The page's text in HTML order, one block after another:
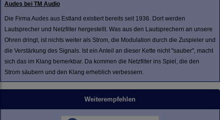
Audes bei TM Audio
Die Firma Audes aus Estland existiert bereits seit 1936. Dort werden
Lautsprecher und Netzfilter hergestellt. Was aus den Lautsprechern an unsere
Ohren dringt, ist nichts weiter als Strom, die Modulation durch die Zuspieler und
die Verstärkung des Signals. Ist ein Anteil an dieser Kette nicht "sauber", macht
sich das im Klang bemerkbar. Da kommen die Netzfilter ins Spiel, die den
Strom säubern und den Klang erheblich verbessern.
Weiterempfehlen